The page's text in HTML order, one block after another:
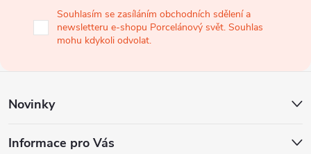
í
Souhlasím se zasíláním obchodních sdělení a
newsletteru e-shopu Porcelánový svět. Souhlas
mohu kdykoli odvolat.
Novinky
Informace pro Vás